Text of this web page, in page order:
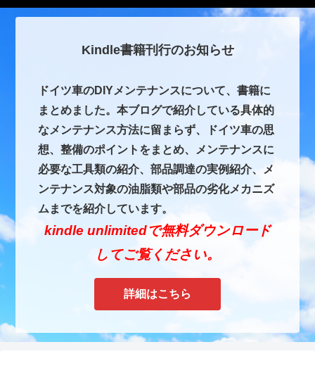
Kindle書籍刊行のお知らせ
ドイツ車のDIYメンテナンスについて、書籍に
まとめました。本ブログで紹介している具体的
なメンテナンス方法に留まらず、ドイツ車の思
想、整備のポイントをまとめ、メンテナンスに
必要な工具類の紹介、部品調達の実例紹介、メ
ンテナンス対象の油脂類や部品の劣化メカニズ
ムまでを紹介しています。
kindle unlimitedで無料ダウンロード
してご覧ください。
詳細はこちら